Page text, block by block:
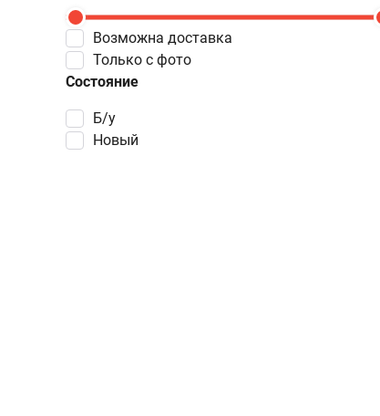
Возможна доставка
Состояние
Б/у
Новый
Только с фото